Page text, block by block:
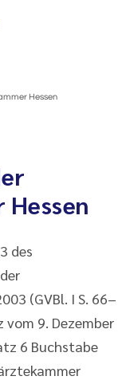
Hessen
Hessen
des
(GVBl. I S. 66–
9. Dezember
6 Buchstabe